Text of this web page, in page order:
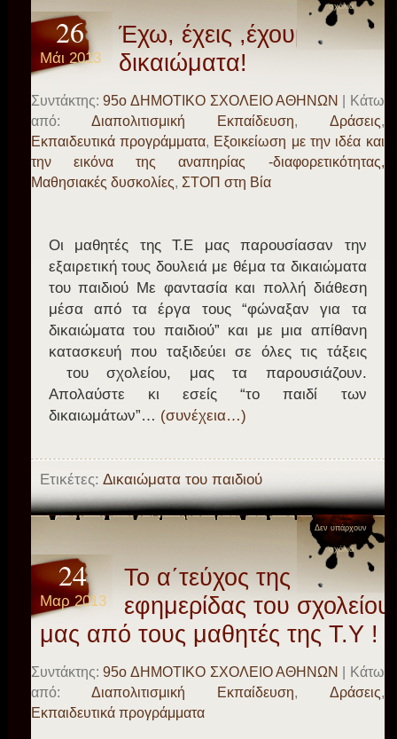
σχόλια
26
Μάι 2013
Έχω, έχεις ,έχουμε
δικαιώματα!
Συντάκτης: 95o ΔΗΜΟΤΙΚΟ ΣΧΟΛΕΙΟ ΑΘΗΝΩΝ
| Κάτω
από: Διαπολιτισμική Εκπαίδευση, Δράσεις,
Εκπαιδευτικά προγράμματα, Εξοικείωση με την ιδέα και
την εικόνα της αναπηρίας -διαφορετικότητας,
Μαθησιακές δυσκολίες, ΣΤΟΠ στη Βία
Oι μαθητές της Τ.Ε μας παρουσίασαν την
εξαιρετική τους δουλειά με θέμα τα δικαιώματα
του παιδιού Με φαντασία και πολλή διάθεση
μέσα από τα έργα τους “φώναξαν για τα
δικαιώματα του παιδιού” και με μια απίθανη
κατασκευή που ταξιδεύει σε όλες τις τάξεις
του σχολείου, μας τα παρουσιάζουν.
Απολαύστε κι εσείς “το παιδί των
δικαιωμάτων”… (συνέχεια…)
Ετικέτες: Δικαιώματα του παιδιού
Δεν υπάρχουν
σχόλια
24
Μαρ 2013
Το α΄τεύχος της
εφημερίδας του σχολείου
μας από τους μαθητές της Τ.Υ !
Συντάκτης: 95o ΔΗΜΟΤΙΚΟ ΣΧΟΛΕΙΟ ΑΘΗΝΩΝ
| Κάτω
από: Διαπολιτισμική Εκπαίδευση, Δράσεις,
Εκπαιδευτικά προγράμματα